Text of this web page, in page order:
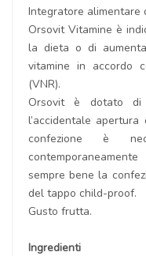
Integratore alimentare
Orsovit Vitamine è
la dieta o di
vitamine in accordo
(VNR).
Orsovit è dotato
l’accidentale
confezione è
sempre bene la
del tappo child-proof.
Gusto frutta.
Ingredienti